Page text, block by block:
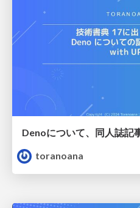
Denoについて、同人誌記
toranoana